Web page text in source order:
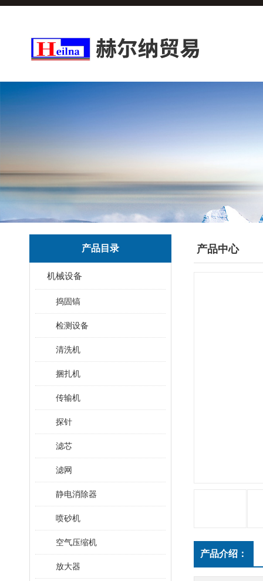
产品目录
机械设备
捣固镐
检测设备
清洗机
捆扎机
传输机
探针
滤芯
滤网
静电消除器
喷砂机
空气压缩机
放大器
产品中心
产品介绍：